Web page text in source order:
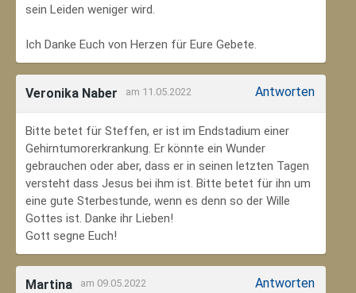
sein Leiden weniger wird.
Ich Danke Euch von Herzen für Eure Gebete.
Veronika Naber am 11.05.2022 Antworten
Bitte betet für Steffen, er ist im Endstadium einer
Gehirntumorerkrankung. Er könnte ein Wunder
gebrauchen oder aber, dass er in seinen letzten Tagen
versteht dass Jesus bei ihm ist. Bitte betet für ihn um
eine gute Sterbestunde, wenn es denn so der Wille
Gottes ist. Danke ihr Lieben!
Gott segne Euch!
Martina am 09.05.2022 Antworten